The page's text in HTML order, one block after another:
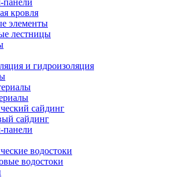
кровля
элементы
лестницы
и гидроизоляция
сайдинг
сайдинг
панели
водостоки
водостоки